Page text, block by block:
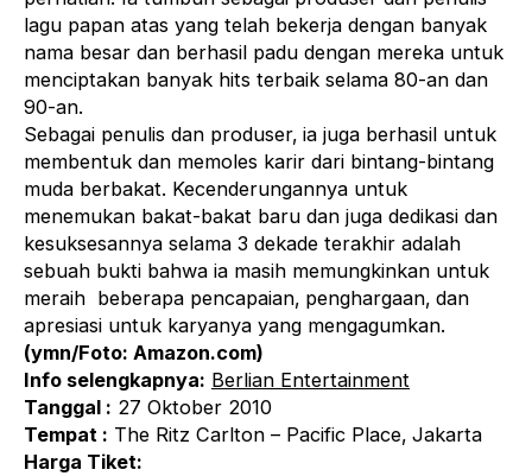
lagu papan atas yang telah bekerja dengan banyak
nama besar dan berhasil padu dengan mereka untuk
menciptakan banyak hits terbaik selama 80-an dan
90-an.
Sebagai penulis dan produser‚ ia juga berhasil untuk
membentuk dan memoles karir dari bintang-bintang
muda berbakat. Kecenderungannya untuk
menemukan bakat-bakat baru dan juga dedikasi dan
kesuksesannya selama 3 dekade terakhir adalah
sebuah bukti bahwa ia masih memungkinkan untuk
meraih beberapa pencapaian‚ penghargaan‚ dan
apresiasi untuk karyanya yang mengagumkan.
(ymn/Foto: Amazon.com)
Info selengkapnya: Berlian Entertainment
Tanggal : 27 Oktober 2010
Tempat : The Ritz Carlton – Pacific Place‚ Jakarta
Harga Tiket: